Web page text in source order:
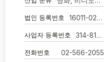
법인 등록번호 16011-0221319
사업자 등록번호 314-81-87870
전화번호 02-566-2055